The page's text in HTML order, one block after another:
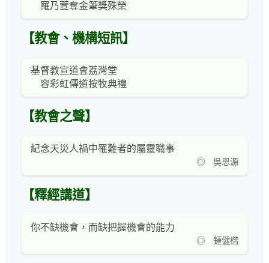
羅乃萱奪金筆獎殊榮
【教會、機構短訊】
基督教宣道會荔灣堂
容彩虹傳道按牧典禮
【教會之聲】
紀念天災人禍中罹難者的屬靈職事
◎ 吳思源
【釋經講道】
你不缺機會，而缺把握機會的能力
◎ 鍾健楷